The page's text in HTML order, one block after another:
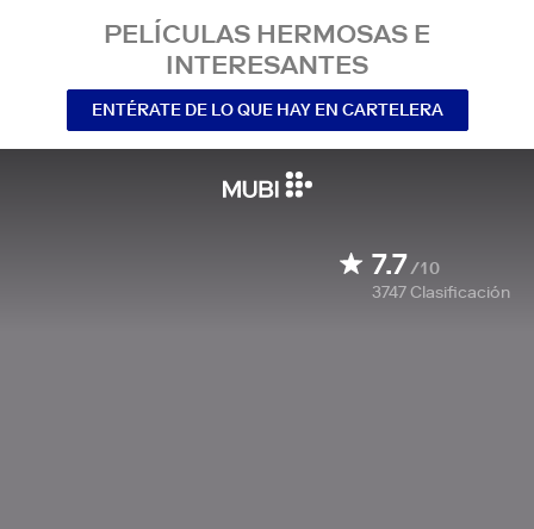
PELÍCULAS HERMOSAS E
INTERESANTES
ENTÉRATE DE LO QUE HAY EN CARTELERA
7.7/10
3747Clasificación